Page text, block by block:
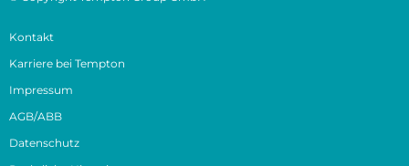
Kontakt
Karriere bei Tempton
Impressum
AGB/ABB
Datenschutz